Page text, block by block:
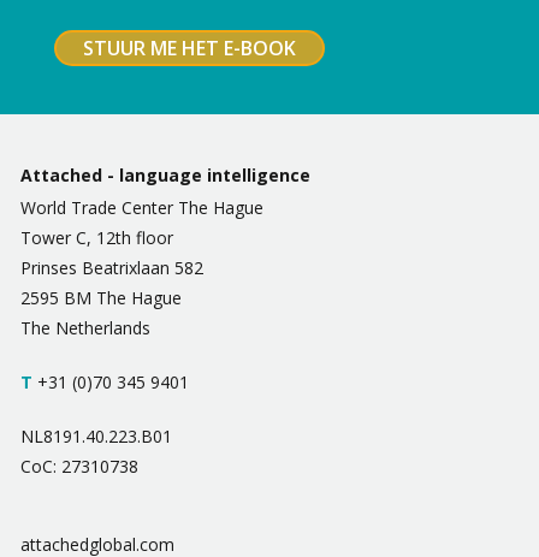
Attached - language intelligence
World Trade Center The Hague
Tower C, 12th floor
Prinses Beatrixlaan 582
2595 BM The Hague
The Netherlands
T +31 (0)70 345 9401
NL8191.40.223.B01
CoC: 27310738
attachedglobal.com